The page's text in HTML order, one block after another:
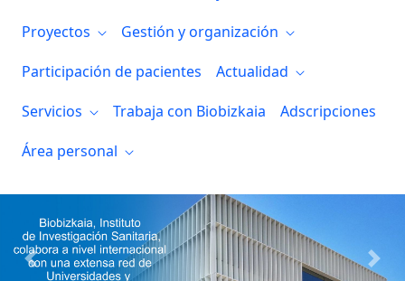
Proyectos
Gestión y organización
Participación de pacientes
Actualidad
Servicios
Trabaja con Biobizkaia
Adscripciones
Área personal
Previous Next